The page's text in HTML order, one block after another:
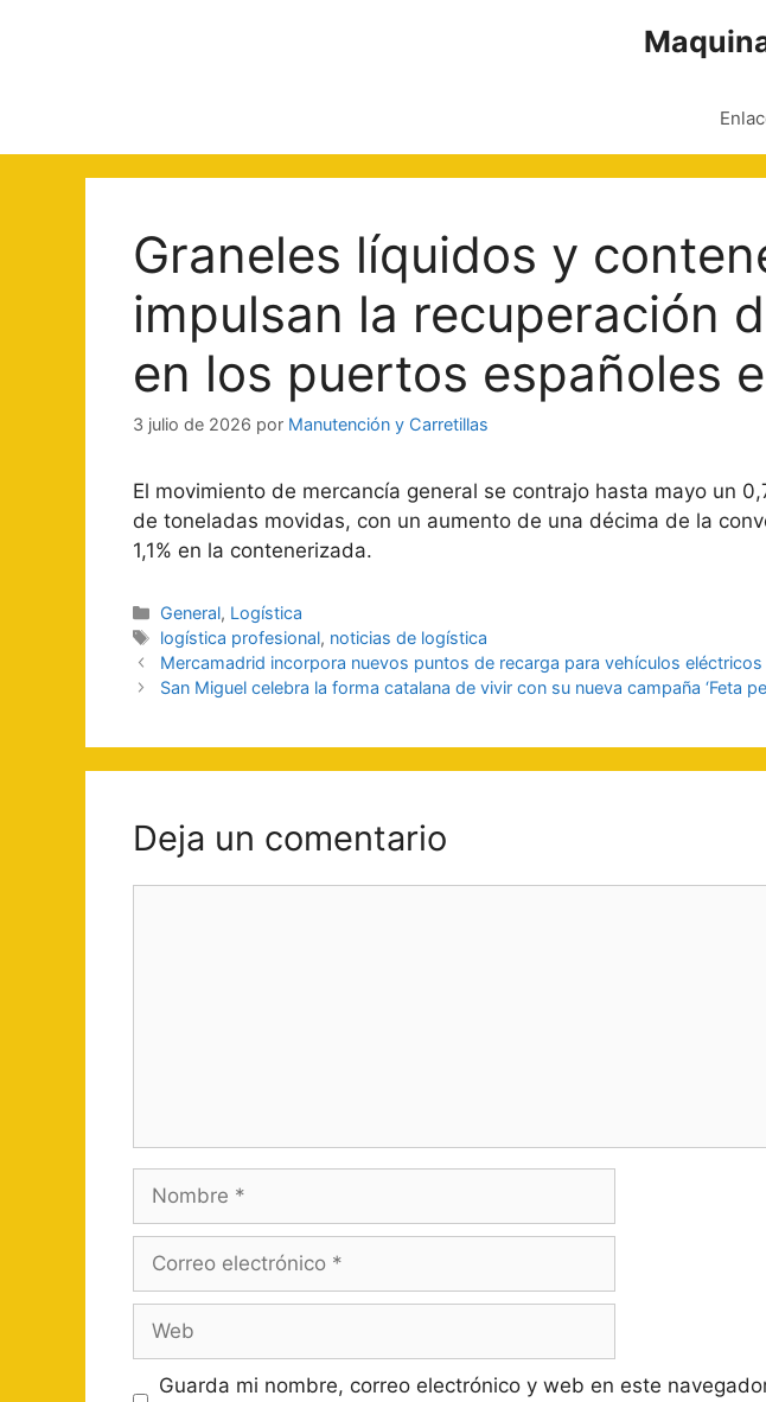
Graneles líquidos y
impulsan la recuperación
en los puertos españoles
3 julio de 2026 por Manutención y Carretillas
El movimiento de mercancía general se contrajo hasta mayo un
de toneladas movidas, con un aumento de una décima de la
1,1% en la contenerizada.
Categorías
General, Logística
Etiquetas
logística profesional, noticias de logística
Navegación
de
Mercamadrid incorpora nuevos puntos de recarga para vehículos
San Miguel celebra la forma catalana de vivir con su nueva campaña ‘Feta
Deja un comentario
Nombre
Correo
Web
Guarda mi nombre, correo electrónico y web en este